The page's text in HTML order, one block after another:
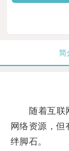
简
随着互联网
网络资源，但
绊脚石。